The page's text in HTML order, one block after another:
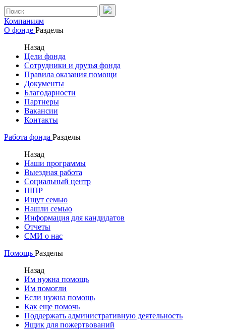
Компаниям
О фонде Разделы
Назад
Цели фонда
Сотрудники и друзья фонда
Правила оказания помощи
Документы
Благодарности
Партнеры
Вакансии
Контакты
Работа фонда Разделы
Назад
Наши программы
Выездная работа
Социальный центр
ШПР
Ищут семью
Нашли семью
Информация для кандидатов
Отчеты
СМИ о нас
Помощь Разделы
Назад
Им нужна помощь
Им помогли
Если нужна помощь
Как еще помочь
Поддержать административную деятельность
Ящик для пожертвований